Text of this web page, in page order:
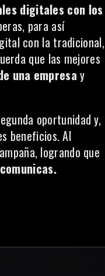
digitales con los
para así
con la tradicional,
que las mejores
una empresay
oportunidad y,
beneficios. Al
logrando que